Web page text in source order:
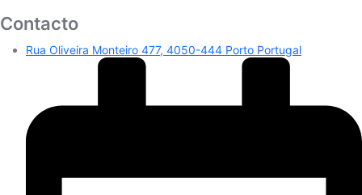
Contacto
Rua Oliveira Monteiro 477, 4050-444 Porto Portugal